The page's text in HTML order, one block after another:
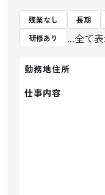
残業なし 長期
研修あり
...全て
勤務地住所
仕事内容